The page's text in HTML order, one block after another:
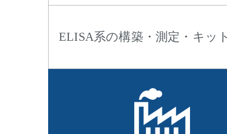
ELISA系の構築・測定・キッ